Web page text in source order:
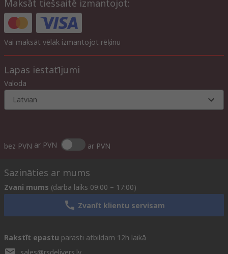
Maksāt tiešsaitē izmantojot:
Vai maksāt vēlāk izmantojot rēķinu
Lapas iestatījumi
Valoda
Latvian
bez PVN ar PVN ar PVN
Sazināties ar mums
Zvani mums (darba laiks 09:00 – 17:00)
Zvanīt klientu servisam
Rakstīt epastu parasti atbildam 12h laikā